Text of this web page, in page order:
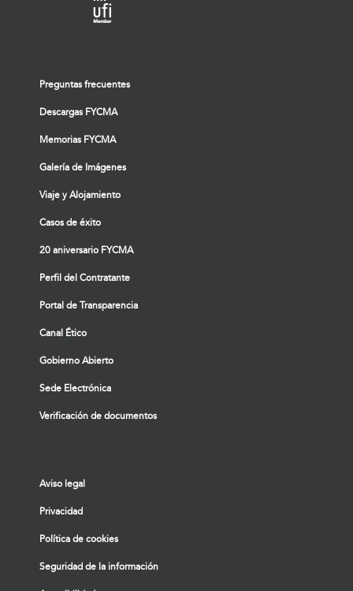
Preguntas frecuentes
Descargas FYCMA
Memorias FYCMA
Galería de Imágenes
Viaje y Alojamiento
Casos de éxito
20 aniversario FYCMA
Perfil del Contratante
Portal de Transparencia
Canal Ético
Gobierno Abierto
Sede Electrónica
Verificación de documentos
Aviso legal
Privacidad
Política de cookies
Seguridad de la información